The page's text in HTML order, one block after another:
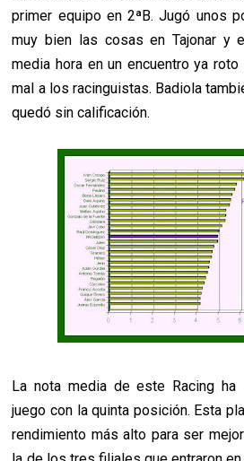
primer equipo en 2ªB. Jugó unos
muy bien las cosas en Tajonar y
media hora en un encuentro ya
mal a los racinguistas. Badiola
quedó sin calificación.
La nota media de este Racing
juego con la quinta posición. Esta
rendimiento más alto para ser